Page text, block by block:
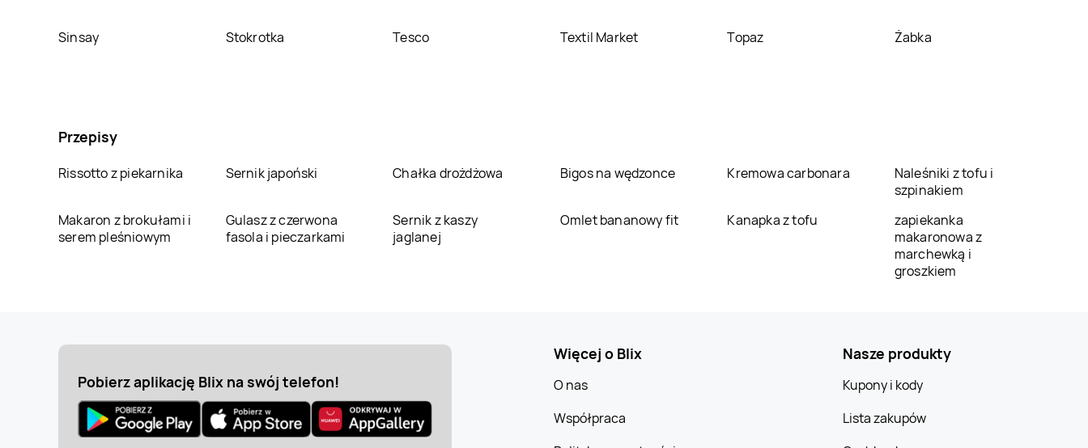
Sinsay Stokrotka Tesco Textil Market Topaz Żabka
Przepisy
Rissotto z piekarnika Sernik japoński Chałka drożdżowa Bigos na wędzonce Kremowa carbonara
Naleśniki z tofu i
szpinakiem
Makaron z brokułami i
serem pleśniowym
Gulasz z czerwona
fasola i pieczarkami
Sernik z kaszy
jaglanej
Omlet bananowy fit Kanapka z tofu
zapiekanka
makaronowa z
marchewką i
groszkiem
Pobierz aplikację Blix na swój telefon!
Więcej o Blix
O nas
Współpraca
Nasze produkty
Kupony i kody
Lista zakupów